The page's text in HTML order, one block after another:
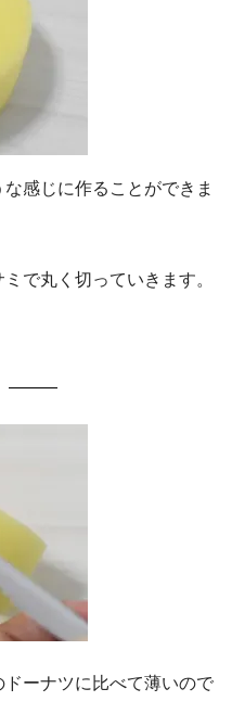
感じに作ることができま
で丸く切っていきます。
ーナツに比べて薄いので